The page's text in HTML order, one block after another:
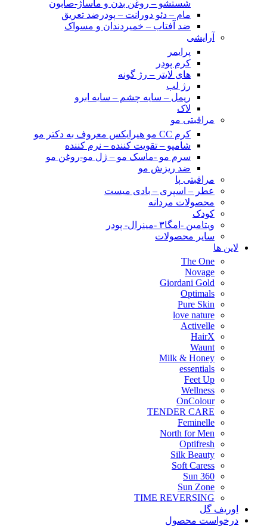
شستشو – روغن بدن و ماساژ-صابون
مام – دئو دورانت – پودرضد تعریق
ضد آفتاب – خمیردندان و مسواک
آرایشی
پرایمر
کرم پودر
های لایتر – رژ گونه
رژ لب
ریمل – سایه چشم – سایه ابرو
لاک
مراقبتی مو
کرم CC مو هیرایکس معروف به دکتر مو
شامپو – تقویت کننده – نرم کننده
سرم مو -ماسک مو – ژل مو-روغن مو
ضد ریزش مو
مراقبتی پا
عطر – اسپری – بادی میست
محصولات مردانه
کودک
ویتامین -امگا۳ -مینرال- پودر
سایر محصولات
لاین ها
The One
Novage
Giordani Gold
Optimals
Pure Skin
love nature
Activelle
HairX
Waunt
Milk & Honey
essentials
Feet Up
Wellness
OnColour
TENDER CARE
Feminelle
North for Men
Optifresh
Silk Beauty
Soft Caress
Sun 360
Sun Zone
TIME REVERSING
اوریف گل
درخواست محصول